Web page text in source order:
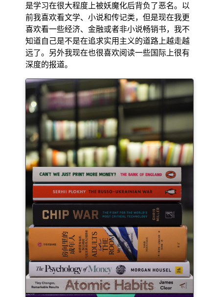
是学习在很大程度上被妖魔化后背负了恶名。以
前我喜欢看文学、小说和传记类，但是现在我更
喜欢看一些经济、金融或者非小说畅销书，我不
知道自己是不是在追求实用主义的道路上越走越
远了。另外我现在也很喜欢阅读一些国际上很有
深度的报道。